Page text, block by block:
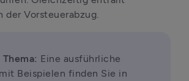
der Vorsteuerabzug.
Eine ausführliche
Beispielen finden Sie in